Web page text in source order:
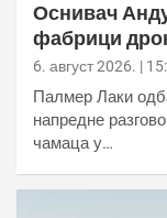
Оснивач
фабрици
6. август 2026. |
Палмер Лаки
напредне
чамаца у…